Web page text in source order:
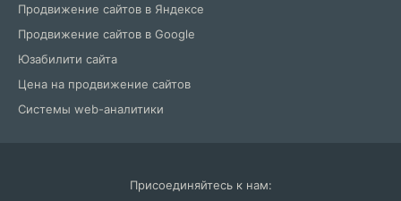
Продвижение сайтов в Яндексе
Продвижение сайтов в Google
Юзабилити сайта
Цена на продвижение сайтов
Системы web-аналитики
Присоединяйтесь к нам: